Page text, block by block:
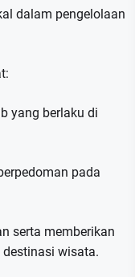
dalam pengelolaan
yang berlaku di
pada
serta memberikan
wisata.